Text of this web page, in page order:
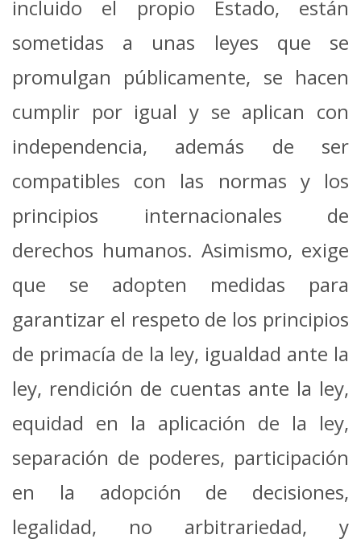
incluido el propio Estado, están
sometidas a unas leyes que se
promulgan públicamente, se hacen
cumplir por igual y se aplican con
independencia, además de ser
compatibles con las normas y los
principios internacionales de
derechos humanos. Asimismo, exige
que se adopten medidas para
garantizar el respeto de los principios
de primacía de la ley, igualdad ante la
ley, rendición de cuentas ante la ley,
equidad en la aplicación de la ley,
separación de poderes, participación
en la adopción de decisiones,
legalidad, no arbitrariedad, y